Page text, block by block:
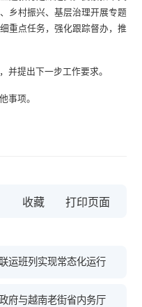
乡村振兴、基层治理开展专题
重点任务，强化跟踪督办，推
并提出下一步工作要求。
事项。
收藏
运班列实现常态化运行
府与越南老街省内务厅